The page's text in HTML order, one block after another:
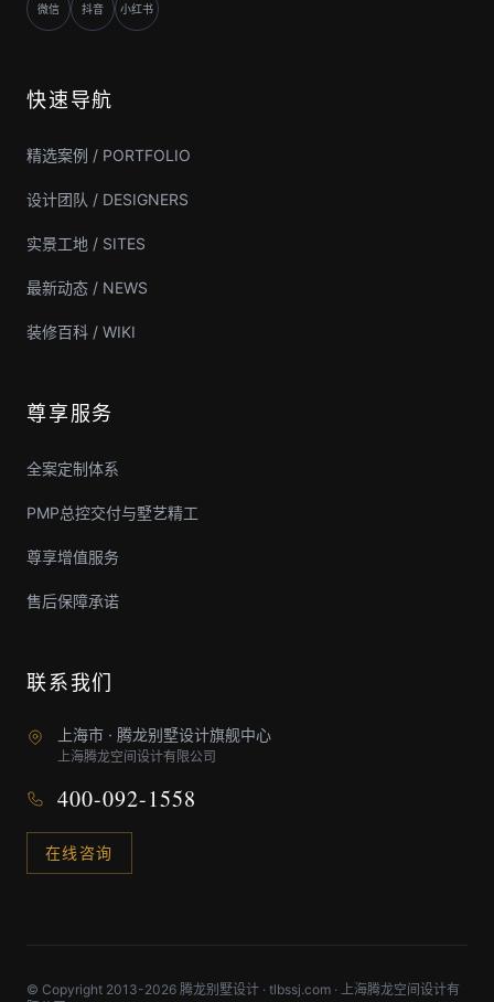
微信 抖音 小红书
快速导航
精选案例 / PORTFOLIO
设计团队 / DESIGNERS
实景工地 / SITES
最新动态 / NEWS
装修百科 / WIKI
尊享服务
全案定制体系
PMP总控交付与墅艺精工
尊享增值服务
售后保障承诺
联系我们
上海市 · 腾龙别墅设计旗舰中心
上海腾龙空间设计有限公司
400-092-1558
在线咨询
© Copyright 2013-2026 腾龙别墅设计 · tlbssj.com · 上海腾龙空间设计有